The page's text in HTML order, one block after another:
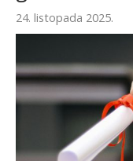
24. listopada 2025.